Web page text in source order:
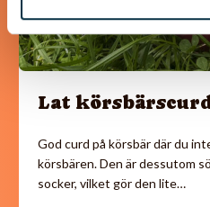
Lat
God curd på körsbär där du
körsbären. Den är dessutom
socker, vilket gör den lite…